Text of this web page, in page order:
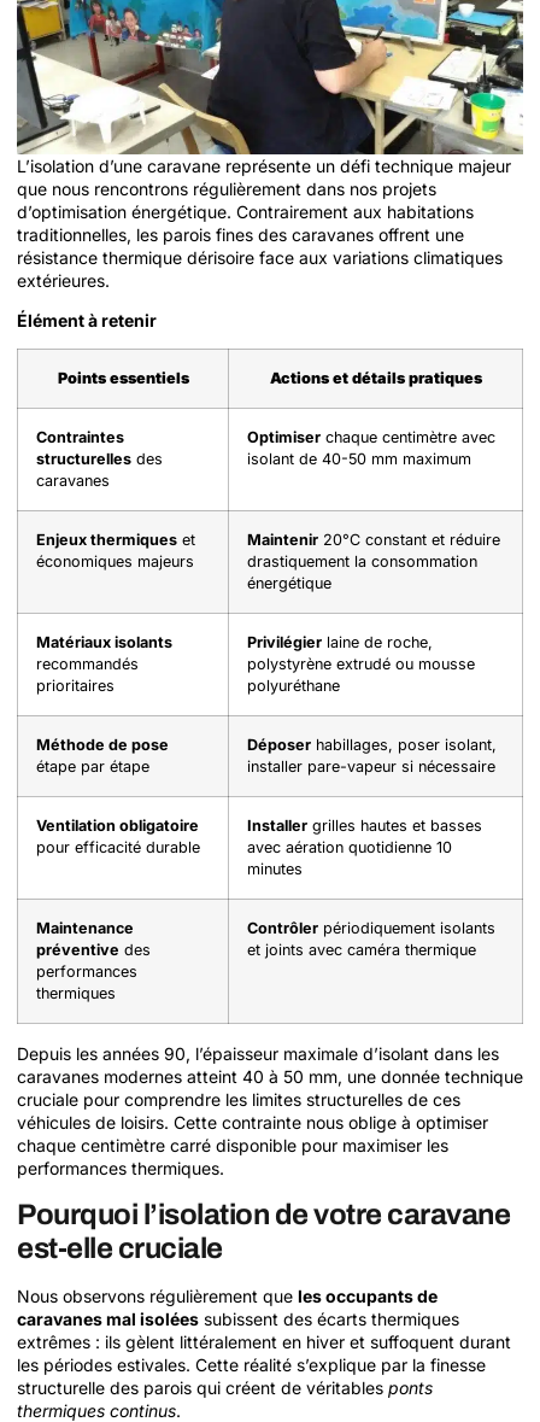
L’isolation d’une caravane représente un défi technique majeur
que nous rencontrons régulièrement dans nos projets
d’optimisation énergétique. Contrairement aux habitations
traditionnelles, les parois fines des caravanes offrent une
résistance thermique dérisoire face aux variations climatiques
extérieures.
Élément à retenir
Points essentiels Actions et détails pratiques
Contraintes
structurelles des
caravanes
Optimiser chaque centimètre avec
isolant de 40-50 mm maximum
Enjeux thermiques et
économiques majeurs
Maintenir 20°C constant et réduire
drastiquement la consommation
énergétique
Matériaux isolants
recommandés
prioritaires
Privilégier laine de roche,
polystyrène extrudé ou mousse
polyuréthane
Méthode de pose
étape par étape
Déposer habillages, poser isolant,
installer pare-vapeur si nécessaire
Ventilation obligatoire
pour efficacité durable
Installer grilles hautes et basses
avec aération quotidienne 10
minutes
Maintenance
préventive des
performances
thermiques
Contrôler périodiquement isolants
et joints avec caméra thermique
Depuis les années 90, l’épaisseur maximale d’isolant dans les
caravanes modernes atteint 40 à 50 mm, une donnée technique
cruciale pour comprendre les limites structurelles de ces
véhicules de loisirs. Cette contrainte nous oblige à optimiser
chaque centimètre carré disponible pour maximiser les
performances thermiques.
Pourquoi l’isolation de votre caravane
est-elle cruciale
Nous observons régulièrement que les occupants de
caravanes mal isolées subissent des écarts thermiques
extrêmes : ils gèlent littéralement en hiver et suffoquent durant
les périodes estivales. Cette réalité s’explique par la finesse
structurelle des parois qui créent de véritables ponts
thermiques continus.